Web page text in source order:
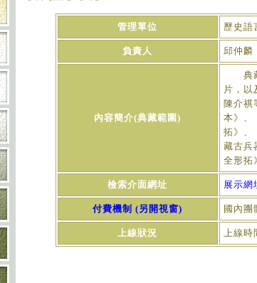
管理單位 歷史語
負責人 邱仲麟
內容簡介(典藏範圍)
典藏
片，以
陳介祺
本》、
拓》、
藏古兵
全形拓
檢索介面網址 展示網
付費機制 (另開視窗) 國內團
上線狀況 上線時